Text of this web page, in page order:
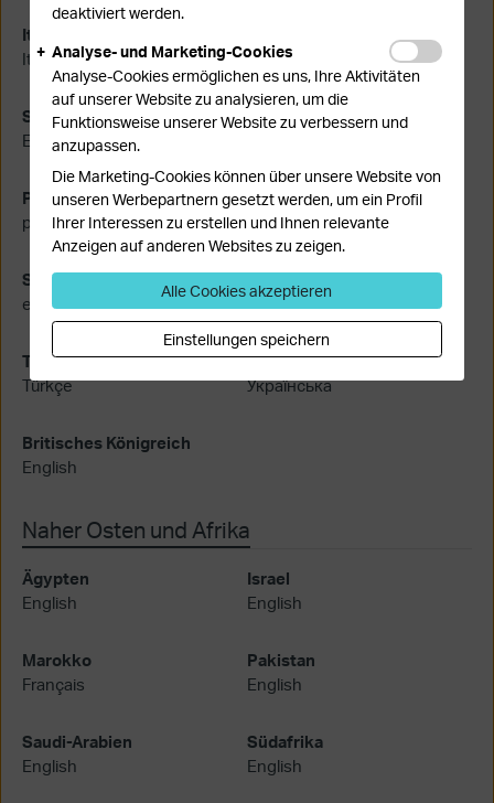
Italien
Italiano
Nederlands
Schweden
English
Polen
Portugal
português
Rumänien
Română
Spanien
español
Schweiz
Deutsch
Türkei
Türkçe
Ukraine
Українська
Britisches Königreich
English
Naher Osten und Afrika
Ägypten
English
Israel
English
Marokko
Français
Pakistan
English
Saudi-Arabien
English
Südafrika
English
deaktiviert werden.
Analyse- und Marketing-Cookies
Analyse-Cookies ermöglichen es uns, Ihre Aktivitäten
auf unserer Website zu analysieren, um die
Funktionsweise unserer Website zu verbessern und
anzupassen.
Die Marketing-Cookies können über unsere Website von
unseren Werbepartnern gesetzt werden, um ein Profil
Ihrer Interessen zu erstellen und Ihnen relevante
Anzeigen auf anderen Websites zu zeigen.
Alle Cookies akzeptieren
Einstellungen speichern